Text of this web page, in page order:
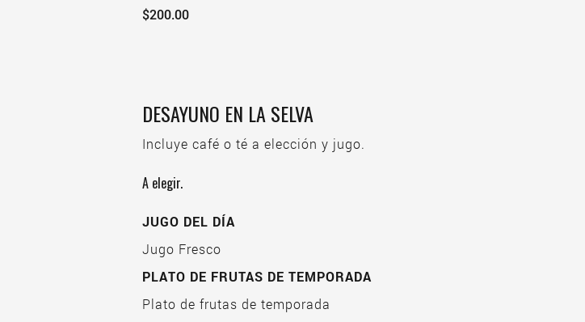
$200.00
DESAYUNO EN LA SELVA
Incluye café o té a elección y jugo.
A elegir.
JUGO DEL DÍA
Jugo Fresco
PLATO DE FRUTAS DE TEMPORADA
Plato de frutas de temporada